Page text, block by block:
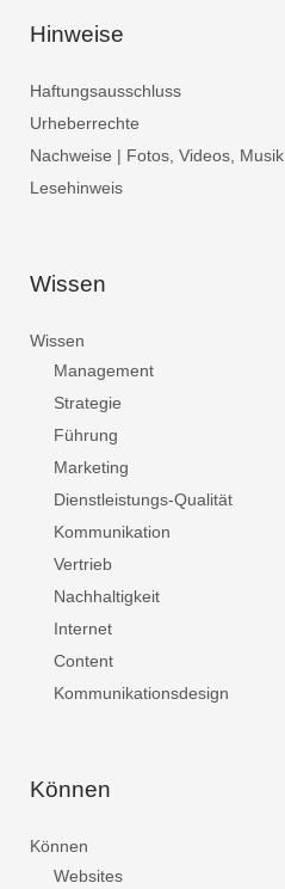
Hinweise
Haftungsausschluss
Urheberrechte
Nachweise | Fotos, Videos, Musik
Lesehinweis
Wissen
Wissen
Management
Strategie
Führung
Marketing
Dienstleistungs-Qualität
Kommunikation
Vertrieb
Nachhaltigkeit
Internet
Content
Kommunikationsdesign
Können
Können
Websites